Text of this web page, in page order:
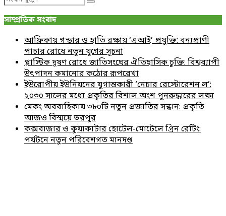
Search
সাম্প্রতিক সংবাদ
আফ্রিকায় গন্ডার ও হাতি রক্ষায় ‘এআই’ প্রযুক্তি: বন্যপ্রাণী
পাচার রোধে নতুন যুগের সূচনা
প্লাস্টিক দূষণ রোধে জাতিসংঘের ঐতিহাসিক চুক্তি: বিশ্বব্যাপী
উৎপাদন কমানোর কঠোর রূপরেখা
ইউরোপীয় ইউনিয়নের যুগান্তকারী ‘নেচার রেস্টোরেশন ল’:
২০৩০ সালের মধ্যে প্রকৃতির বিশাল অংশ পুনরুদ্ধারের লক্ষ্য
মেকং অববাহিকায় ৩৮০টি নতুন প্রজাতির সন্ধান: প্রকৃতি
আজও বিস্ময়ে ভরপুর
কক্সবাজার ও কুয়াকাটার হোটেল-মোটেলে গ্রিন রেটিং:
পর্যটনে নতুন পরিবেশগত মানদণ্ড